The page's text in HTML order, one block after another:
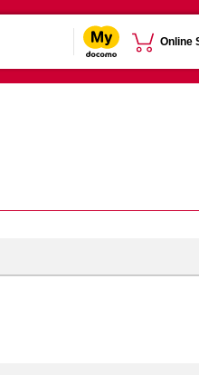
Online